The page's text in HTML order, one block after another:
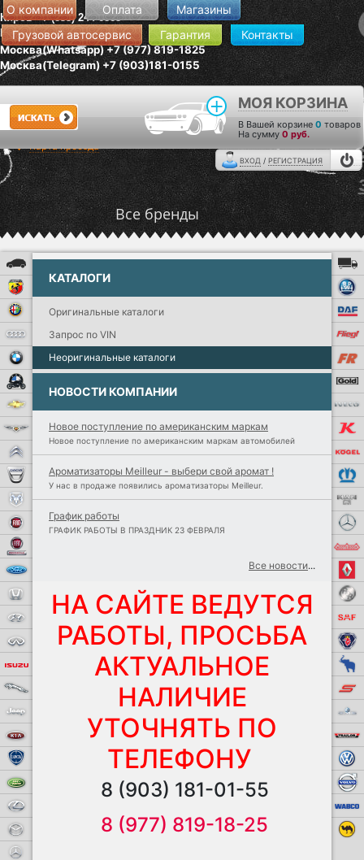
МОЯ КОРЗИНА
В Вашей корзине 0 товаров
На сумму 0 руб.
Киров +7 (833) 244-6868
Москва +7 (495) 181-0155
Москва(Whatsapp) +7 (977) 819-1825
Москва(Telegram) +7 (903)181-0155
пн-пт: 10:00-20:00
сб-вс: 10:00-18:00
Карта проезда
О компании Оплата
Магазины
Грузовой автосервис
Гарантия Контакты
ВХОД / РЕГИСТРАЦИЯ
Все бренды
Легковые
ALFA ROMEO
Audi
BMW
Chrysler
Citroen
Dacia
Dodge
FIAT
Honda
Hyundai
Infiniti
КАТАЛОГИ
Оригинальные каталоги
Запрос по VIN
Неоригинальные каталоги
НОВОСТИ КОМПАНИИ
Новое поступление по американским маркам
Новое поступление по американским маркам автомобилей
Ароматизаторы Meilleur - выбери свой аромат !
У нас в продаже появились ароматизаторы Meilleur.
График работы
ГРАФИК РАБОТЫ В ПРАЗДНИК 23 ФЕВРАЛЯ
Все новости...
НА САЙТЕ ВЕДУТСЯ
РАБОТЫ, ПРОСЬБА
АКТУАЛЬНОЕ
НАЛИЧИЕ
УТОЧНЯТЬ ПО
ТЕЛЕФОНУ
8 (903) 181-01-55
8 (977) 819-18-25